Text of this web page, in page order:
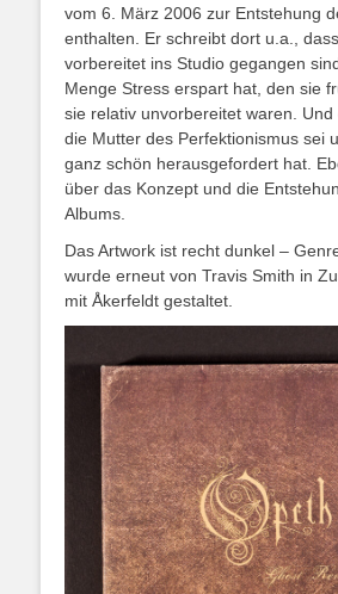
vom 6. März 2006 zur Entstehung
enthalten. Er schreibt dort u.a.,
vorbereitet ins Studio gegangen
Menge Stress erspart hat, den sie
sie relativ unvorbereitet waren.
die Mutter des Perfektionismus sei
ganz schön herausgefordert hat.
über das Konzept und die
Albums.
Das Artwork ist recht dunkel –
wurde erneut von Travis Smith in
mit Åkerfeldt gestaltet.